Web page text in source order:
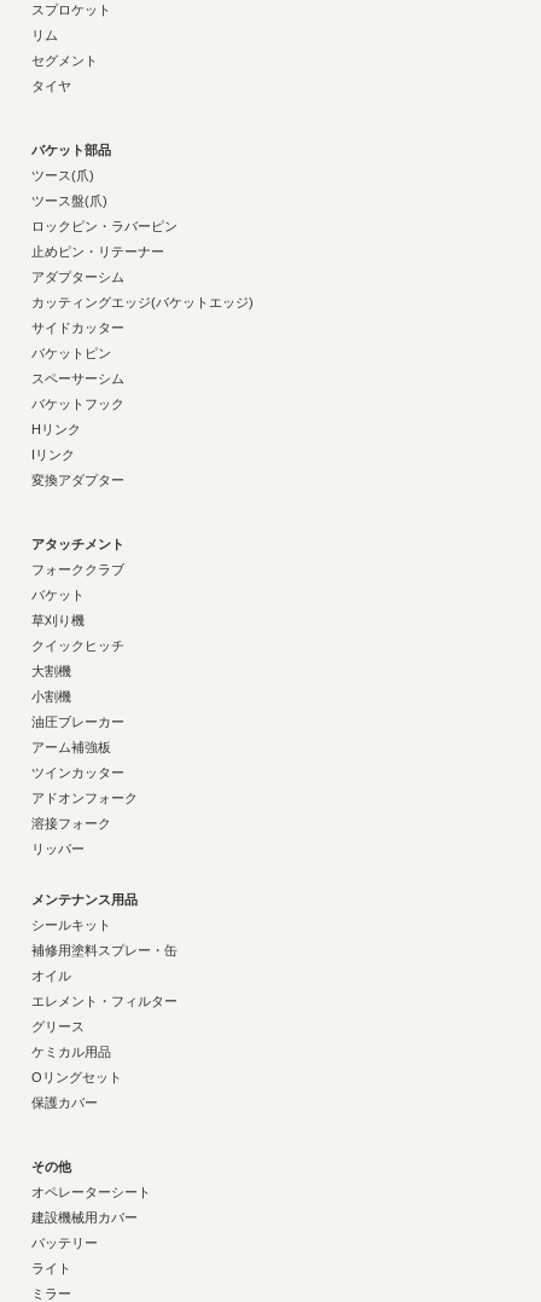
スプロケット
リム
セグメント
タイヤ
バケット部品
ツース(爪)
ツース盤(爪)
ロックピン・ラバーピン
止めピン・リテーナー
アダプターシム
カッティングエッジ(バケットエッジ)
サイドカッター
バケットピン
スペーサーシム
バケットフック
Hリンク
Iリンク
変換アダプター
アタッチメント
フォーククラブ
バケット
草刈り機
クイックヒッチ
大割機
小割機
油圧ブレーカー
アーム補強板
ツインカッター
アドオンフォーク
溶接フォーク
リッパー
メンテナンス用品
シールキット
補修用塗料スプレー・缶
オイル
エレメント・フィルター
グリース
ケミカル用品
Oリングセット
保護カバー
その他
オペレーターシート
建設機械用カバー
バッテリー
ライト
ミラー